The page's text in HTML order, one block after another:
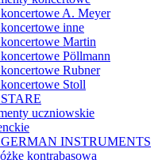
A. Meyer
inne
Martin
Pöllmann
Rubner
Stoll
uczniowskie
GERMAN INSTRUMENTS
kontrabasową